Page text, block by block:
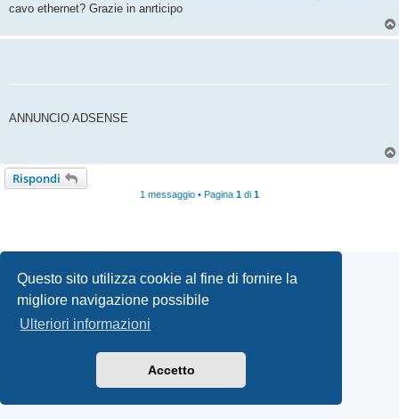
Questo sito utilizza cookie al fine di fornire la
migliore navigazione possibile
Ulteriori informazioni
Accetto
cavo ethernet? Grazie in anrticipo
ANNUNCIO ADSENSE
Rispondi
1 messaggio • Pagina 1 di 1